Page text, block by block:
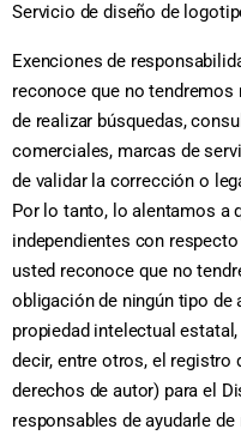
Servicio de diseño de
Exenciones de
reconoce que no tendremos
de realizar búsquedas,
comerciales, marcas de
de validar la corrección o
Por lo tanto, lo alentamos a
independientes con
usted reconoce que no
obligación de ningún tipo de
propiedad intelectual
decir, entre otros, el
derechos de autor) para el
responsables de ayudarle